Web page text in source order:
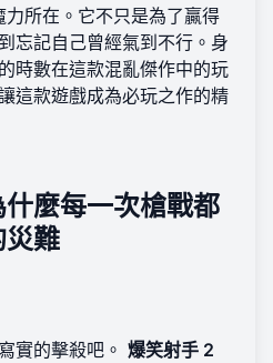
力所在。它不只是為了贏得
忘記自己曾經氣到不行。身
時數在這款混亂傑作中的玩
這款遊戲成為必玩之作的精
什麼每一次槍戰都
災難
實的擊殺吧。 爆笑射手 2